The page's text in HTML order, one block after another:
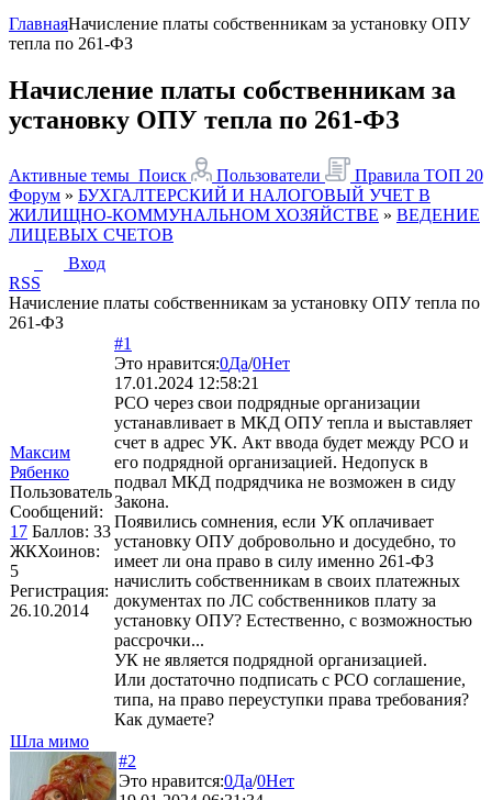
ГлавнаяНачисление платы собственникам за установку ОПУ
тепла по 261-ФЗ
Начисление платы собственникам за
установку ОПУ тепла по 261-ФЗ
Активные темы Поиск Пользователи Правила ТОП 20
Форум » БУХГАЛТЕРСКИЙ И НАЛОГОВЫЙ УЧЕТ В
ЖИЛИЩНО-КОММУНАЛЬНОМ ХОЗЯЙСТВЕ » ВЕДЕНИЕ
ЛИЦЕВЫХ СЧЕТОВ
Вход
RSS
Начисление платы собственникам за установку ОПУ тепла по
261-ФЗ
Максим
Рябенко
Пользователь
Сообщений:
17 Баллов: 33
ЖКХоинов:
5
Регистрация:
26.10.2014
#1
Это нравится:0Да/0Нет
17.01.2024 12:58:21
РСО через свои подрядные организации
устанавливает в МКД ОПУ тепла и выставляет
счет в адрес УК. Акт ввода будет между РСО и
его подрядной организацией. Недопуск в
подвал МКД подрядчика не возможен в сиду
Закона.
Появились сомнения, если УК оплачивает
установку ОПУ добровольно и досудебно, то
имеет ли она право в силу именно 261-ФЗ
начислить собственникам в своих платежных
документах по ЛС собственников плату за
установку ОПУ? Естественно, с возможностью
рассрочки...
УК не является подрядной организацией.
Или достаточно подписать с РСО соглашение,
типа, на право переуступки права требования?
Как думаете?
Шла мимо
#2
Это нравится:0Да/0Нет